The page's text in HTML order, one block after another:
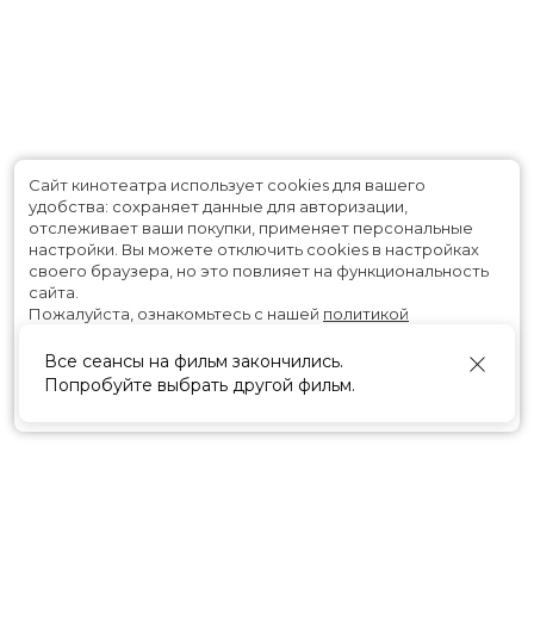
Все сеансы на фильм закончились.
Попробуйте выбрать другой фильм.
Сайт кинотеатра использует cookies для вашего
удобства: сохраняет данные для авторизации,
отслеживает ваши покупки, применяет персональные
настройки. Вы можете отключить cookies в настройках
своего браузера, но это повлияет на функциональность
сайта.
Пожалуйста, ознакомьтесь с нашей политикой
Принять